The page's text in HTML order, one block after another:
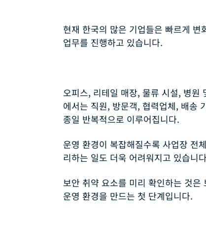
현재 한국의 많은 기업들은 빠르게 변
업무를 진행하고 있습니다.
오피스, 리테일 매장, 물류 시설, 병원
에서는 직원, 방문객, 협력업체, 배송
종일 반복적으로 이루어집니다.
운영 환경이 복잡해질수록 사업장 전
리하는 일도 더욱 어려워지고 있습니
보안 취약 요소를 미리 확인하는 것은
운영 환경을 만드는 첫 단계입니다.